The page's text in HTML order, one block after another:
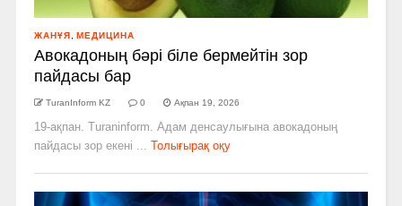
ЖАНҰЯ МЕДИЦИНА
Авокадоның бәрі біле бермейтін зор
пайдасы бар
TuranInform KZ 0 Ақпан 19, 2026
19-ақпан. Turaninform. Адам денсаулығына авокадоның
пайдасы зор екені ...
Толығырақ оқу